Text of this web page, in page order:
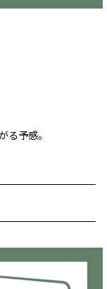
る予感。